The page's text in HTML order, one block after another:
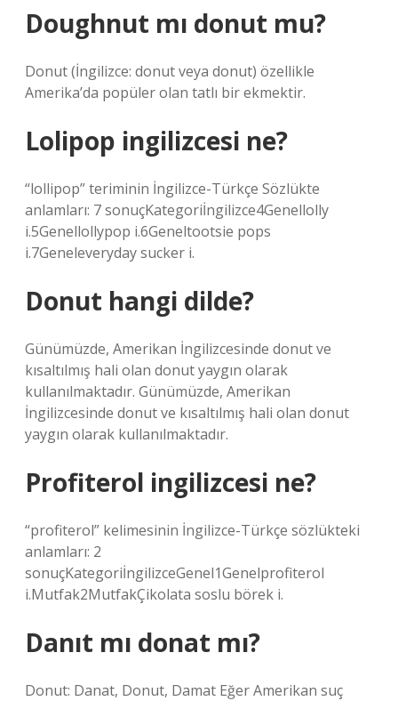
Doughnut mı donut mu?
Donut (İngilizce: donut veya donut) özellikle
Amerika’da popüler olan tatlı bir ekmektir.
Lolipop ingilizcesi ne?
“lollipop” teriminin İngilizce-Türkçe Sözlükte
anlamları: 7 sonuçKategoriİngilizce4Genellolly
i.5Genellollypop i.6Geneltootsie pops
i.7Geneleveryday sucker i.
Donut hangi dilde?
Günümüzde, Amerikan İngilizcesinde donut ve
kısaltılmış hali olan donut yaygın olarak
kullanılmaktadır. Günümüzde, Amerikan
İngilizcesinde donut ve kısaltılmış hali olan donut
yaygın olarak kullanılmaktadır.
Profiterol ingilizcesi ne?
“profiterol” kelimesinin İngilizce-Türkçe sözlükteki
anlamları: 2
sonuçKategoriİngilizceGenel1Genelprofiterol
i.Mutfak2MutfakÇikolata soslu börek i.
Danıt mı donat mı?
Donut: Danat, Donut, Damat Eğer Amerikan suç